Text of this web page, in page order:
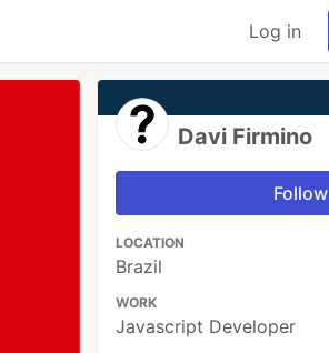
Log in
Davi Firmino
Follow
LOCATION
Brazil
WORK
Javascript Developer